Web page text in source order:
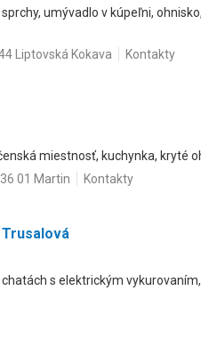
umývadlo v kúpeľni,
Liptovská Kokava Kontakty
miestnosť, kuchynka, kryté
01 Martin Kontakty
Trusalová
s elektrickým